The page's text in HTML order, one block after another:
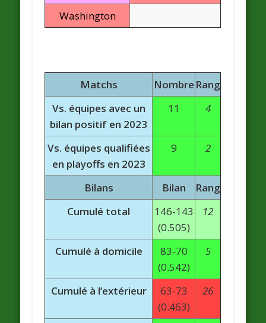
Washington
Matchs Nombre Rang
Vs. équipes avec un
bilan positif en 2023
11 4
Vs. équipes qualifiées
en playoffs en 2023
9 2
Bilans Bilan
Rang
Cumulé total
146-143
(0.505)
12
Cumulé à domicile
83-70
(0.542)
5
Cumulé à l’extérieur
63-73
(0.463)
26